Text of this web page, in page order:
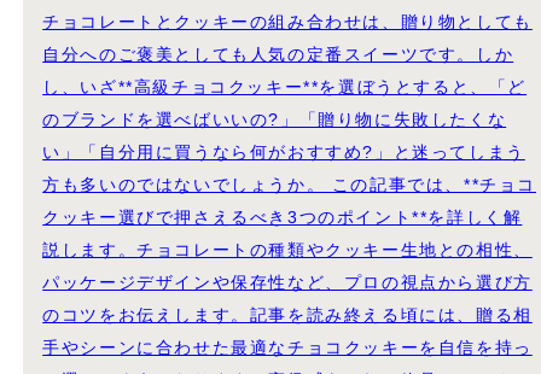
チョコレートとクッキーの組み合わせは、贈り物としても
自分へのご褒美としても人気の定番スイーツです。しか
し、いざ**高級チョコクッキー**を選ぼうとすると、「ど
のブランドを選べばいいの?」「贈り物に失敗したくな
い」「自分用に買うなら何がおすすめ?」と迷ってしまう
方も多いのではないでしょうか。 この記事では、**チョコ
クッキー選びで押さえるべき3つのポイント**を詳しく解
説します。チョコレートの種類やクッキー生地との相性、
パッケージデザインや保存性など、プロの視点から選び方
のコツをお伝えします。記事を読み終える頃には、贈る相
手やシーンに合わせた最適なチョコクッキーを自信を持っ